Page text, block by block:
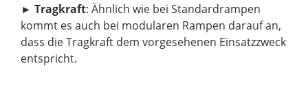
► Tragkraft: Ähnlich wie bei Standardrampen
kommt es auch bei modularen Rampen darauf an,
dass die Tragkraft dem vorgesehenen Einsatzzweck
entspricht.